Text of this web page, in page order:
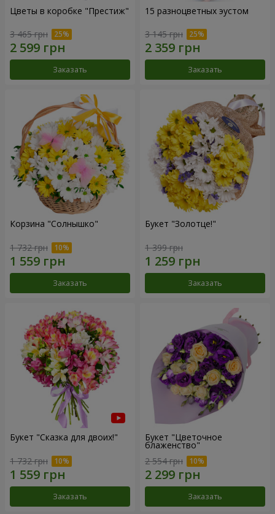
Цветы в коробке "Престиж"
3 465 грн
Заказать
15 разноцветных эустом
3 145 грн
Заказать
Корзина "Солнышко"
1 732 грн
Заказать
Букет "Золотце!"
1 399 грн
Заказать
Букет "Сказка для двоих!"
1 732 грн
Заказать
Букет "Цветочное
блаженство"
2 554 грн
Заказать